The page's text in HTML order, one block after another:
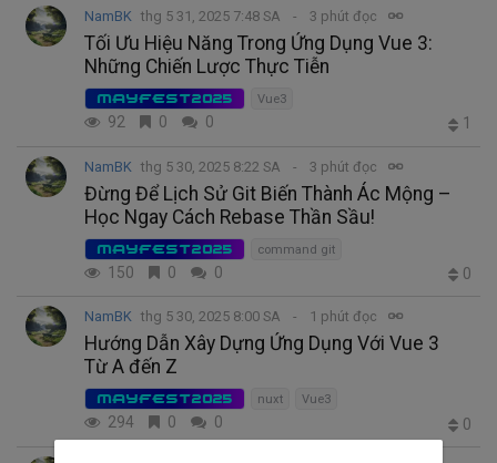
NamBK thg 5 31, 2025 7:48 SA 3 phút đọc
Tối Ưu Hiệu Năng Trong Ứng Dụng Vue 3:
Những Chiến Lược Thực Tiễn
MAYFEST2025 Vue3
92 0 0 1
NamBK thg 5 30, 2025 8:22 SA 3 phút đọc
Đừng Để Lịch Sử Git Biến Thành Ác Mộng –
Học Ngay Cách Rebase Thần Sầu!
MAYFEST2025 command git
150 0 0 0
NamBK thg 5 30, 2025 8:00 SA 1 phút đọc
Hướng Dẫn Xây Dựng Ứng Dụng Với Vue 3
Từ A đến Z
MAYFEST2025 nuxt Vue3
294 0 0 0